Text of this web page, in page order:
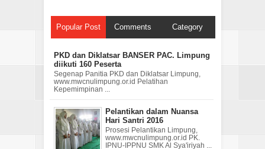
Popular Post Comments Category
PKD dan Diklatsar BANSER PAC. Limpung
diikuti 160 Peserta
Segenap Panitia PKD dan Diklatsar Limpung,
www.mwcnulimpung.or.id Pelatihan
Kepemimpinan ...
Pelantikan dalam Nuansa
Hari Santri 2016
Prosesi Pelantikan Limpung,
www.mwcnulimpung.or.id PK.
IPNU-IPPNU SMK Al Sya'iriyah ...